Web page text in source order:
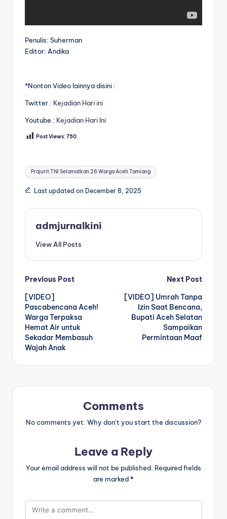
Penulis: Suherman
Editor: Andika
*Nonton Video lainnya disini :
Twitter : Kejadian Hari ini
Youtube : Kejadian Hari Ini
Post Views:750
Tags:
Prajurit TNI Selamatkan 26 Warga Aceh Tamiang
Last updated on December 8, 2025
admjurnalkini
View All Posts
Post
navigation
Previous Post
[VIDEO]
Pascabencana Aceh!
Warga Terpaksa
Hemat Air untuk
Sekadar Membasuh
Wajah Anak
Next Post
[VIDEO] Umrah Tanpa
Izin Saat Bencana,
Bupati Aceh Selatan
Sampaikan
Permintaan Maaf
Comments
No comments yet. Why don’t you start the discussion?
Leave a Reply
Your email address will not be published. Required fields
are marked*